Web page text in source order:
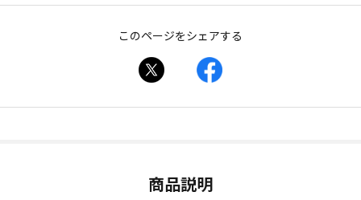
このページをシェアする
商品説明